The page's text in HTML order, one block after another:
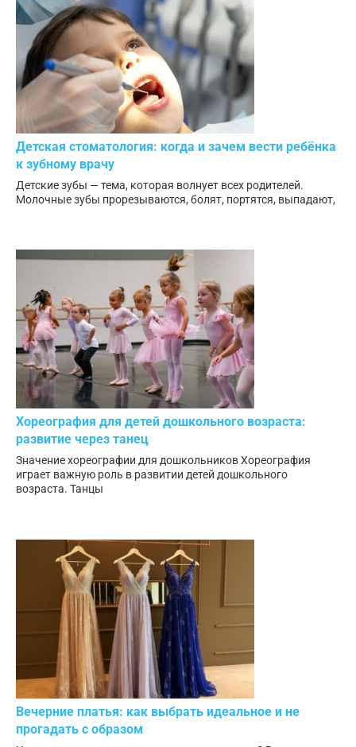
Детская стоматология: когда и зачем вести ребёнка
к зубному врачу
Детские зубы — тема, которая волнует всех родителей.
Молочные зубы прорезываются, болят, портятся, выпадают,
Хореография для детей дошкольного возраста:
развитие через танец
Значение хореографии для дошкольников Хореография
играет важную роль в развитии детей дошкольного
возраста. Танцы
Вечерние платья: как выбрать идеальное и не
прогадать с образом